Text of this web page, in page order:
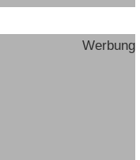
Werbung